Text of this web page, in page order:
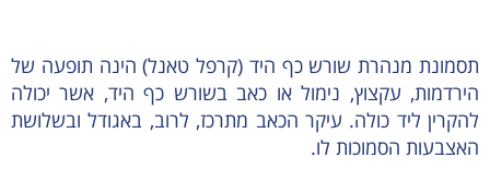
תסמונת מנהרת שורש כף היד (קרפל טאנל) הינה תופעה של
הירדמות, עקצוץ, נימול או כאב בשורש כף היד, אשר יכולה
להקרין ליד כולה. עיקר הכאב מתרכז, לרוב, באגודל ובשלושת
האצבעות הסמוכות לו.